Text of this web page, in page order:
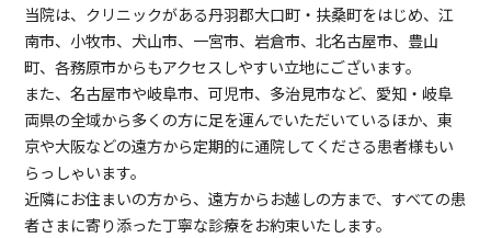
当院は、クリニックがある丹羽郡大口町・扶桑町をはじめ、江
南市、小牧市、犬山市、一宮市、岩倉市、北名古屋市、豊山
町、各務原市からもアクセスしやすい立地にございます。
また、名古屋市や岐阜市、可児市、多治見市など、愛知・岐阜
両県の全域から多くの方に足を運んでいただいているほか、東
京や大阪などの遠方から定期的に通院してくださる患者様もい
らっしゃいます。
近隣にお住まいの方から、遠方からお越しの方まで、すべての患
者さまに寄り添った丁寧な診療をお約束いたします。